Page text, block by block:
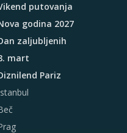
putovanja
godina 2027
zaljubljenih
mart
Pariz